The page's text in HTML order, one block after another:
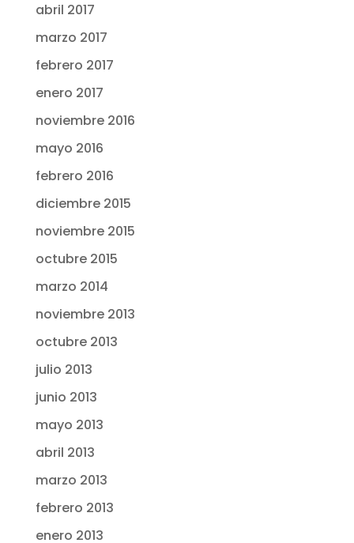
abril 2017
marzo 2017
febrero 2017
enero 2017
noviembre 2016
mayo 2016
febrero 2016
diciembre 2015
noviembre 2015
octubre 2015
marzo 2014
noviembre 2013
octubre 2013
julio 2013
junio 2013
mayo 2013
abril 2013
marzo 2013
febrero 2013
enero 2013